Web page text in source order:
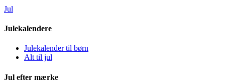
Jul
Julekalendere
Julekalender til børn
Alt til jul
Jul efter mærke